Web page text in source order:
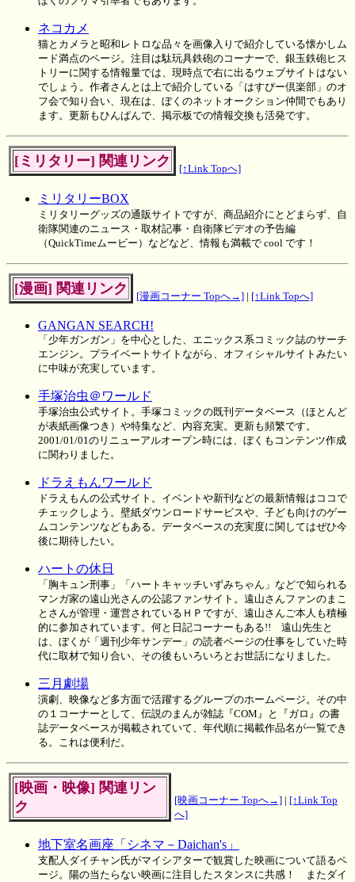
ネコカメ
猫とカメラと昭和レトロな品々を画像入りで紹介している懐かしム
ード満点のページ。注目は駄玩具鉄砲のコーナーで、銀玉鉄砲ヒス
トリーに関する情報量では、現時点で右に出るウェブサイトはない
でしょう。作者さんとは上で紹介している「はすぴー倶楽部」のオ
フ会で知り合い、現在は、ぼくのネットオークション仲間でもあり
ます。更新もひんぱんで、掲示板での情報交換も活発です。
[ミリタリー] 関連リンク [↑Link Topへ]
ミリタリーBOX
ミリタリーグッズの通販サイトですが、商品紹介にとどまらず、自
衛隊関連のニュース・取材記事・自衛隊ビデオの予告編
（QuickTimeムービー）などなど、情報も満載で cool です！
[漫画] 関連リンク [漫画コーナー Topへ→] | [↑Link Topへ]
GANGAN SEARCH!
「少年ガンガン」を中心とした、エニックス系コミック誌のサーチ
エンジン。プライベートサイトながら、オフィシャルサイトみたい
に中味が充実しています。
手塚治虫＠ワールド
手塚治虫公式サイト。手塚コミックの既刊データベース（ほとんど
が表紙画像つき）や特集など、内容充実。更新も頻繁です。
2001/01/01のリニューアルオープン時には、ぼくもコンテンツ作成
に関わりました。
ドラえもんワールド
ドラえもんの公式サイト。イベントや新刊などの最新情報はココで
チェックしよう。壁紙ダウンロードサービスや、子ども向けのゲー
ムコンテンツなどもある。データベースの充実度に関してはぜひ今
後に期待したい。
ハートの休日
「胸キュン刑事」「ハートキャッチいずみちゃん」などで知られる
マンガ家の遠山光さんの公認ファンサイト。遠山さんファンのまこ
とさんが管理・運営されているＨＰですが、遠山さんご本人も積極
的に参加されています。何と日記コーナーもある!! 遠山先生と
は、ぼくが「週刊少年サンデー」の読者ページの仕事をしていた時
代に取材で知り合い、その後もいろいろとお世話になりました。
三月劇場
演劇、映像など多方面で活躍するグループのホームページ。その中
の１コーナーとして、伝説のまんが雑誌『COM』と『ガロ』の書
誌データベースが掲載されていて、年代順に掲載作品名が一覧でき
る。これは便利だ。
[映画・映像] 関連リン
ク
[映画コーナー Topへ→] | [↑Link Top
へ]
地下室名画座「シネマ－Daichan's」
支配人ダイチャン氏がマイシアターで観賞した映画について語るペ
ージ。陽の当たらない映画に注目したスタンスに共感！ またダイ